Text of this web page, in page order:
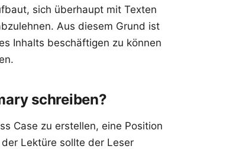
sich überhaupt mit Texten
Aus diesem Grund ist
Inhalts beschäftigen zu können
schreiben?
Case zu erstellen, eine Position
Lektüre sollte der Leser